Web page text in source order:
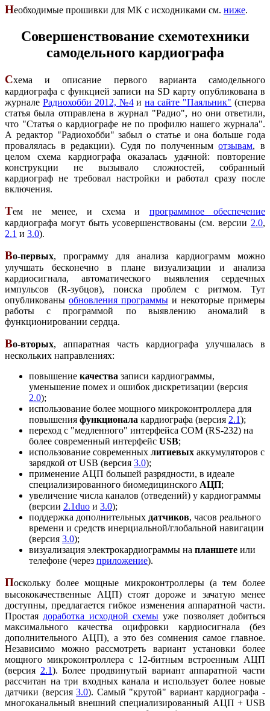
Необходимые прошивки для МК с исходниками см. ниже.
Совершенствование схемотехники
самодельного кардиографа
Схема и описание первого варианта самодельного
кардиографа с функцией записи на SD карту опубликована в
журнале Радиохобби 2012, №4ина сайте "Паяльник" (сперва
статья была отправлена в журнал "Радио", но они ответили,
что "Статья о кардиографе не по профилю нашего журнала".
А редактор "Радиохобби" забыл о статье и она больше года
провалялась в редакции). Судя по полученнымотзывам, в
целом схема кардиографа оказалась удачной: повторение
конструкции не вызывало сложностей, собранный
кардиограф не требовал настройки и работал сразу после
включения.
Тем не менее, и схема и программное обеспечение
кардиографа могут быть усовершенствованы (см. версии 2.0,
2.1 и 3.0).
Во-первых, программу для анализа кардиограмм можно
улучшать бесконечно в плане визуализации и анализа
кардиосигнала, автоматического выявления сердечных
импульсов (R-зубцов), поиска проблем с ритмом. Тут
опубликованы обновления программы и некоторые примеры
работы с программой по выявлению аномалий в
функционировании сердца.
Во-вторых, аппаратная часть кардиографа улучшалась в
нескольких направлениях:
повышение качества записи кардиограммы,
уменьшение помех и ошибок дискретизации (версия
2.0);
использование более мощного микроконтроллера для
повышения функционала кардиографа (версия 2.1);
переход с "медленного" интерфейса COM (RS-232) на
более современный интерфейс USB;
использование современных литиевых аккумуляторов с
зарядкой от USB (версия 3.0);
применение АЦП большей разрядности, в идеале
специализированного биомедицинского АЦП;
увеличение числа каналов (отведений) у кардиограммы
(версии 2.1duo и 3.0);
поддержка дополнительных датчиков, часов реального
времени и средств инерциальной/глобальной навигации
(версия 3.0);
визуализация электрокардиограммы на планшете или
телефоне (через приложение).
Поскольку более мощные микроконтроллеры (а тем более
высококачественные АЦП) стоят дороже и зачатую менее
доступны, предлагается гибкое изменения аппаратной части.
Простая доработка исходной схемы уже позволяет добиться
максимального качества оцифровки кардиосигнала (без
дополнительного АЦП), а это без сомнения самое главное.
Независимо можно рассмотреть вариант установки более
мощного микроконтроллера с 12-битным встроенным АЦП
(версия 2.1). Более продвинутый вариант аппаратной части
рассчитан на три входных канала и использует более новые
датчики (версия3.0). Самый "крутой" вариант кардиографа -
многоканальный внешний специализированный АЦП + USB